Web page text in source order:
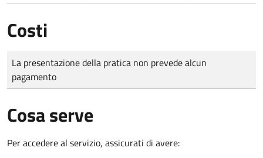
Costi
Tipo di pagamento
Importo
La presentazione della pratica non prevede alcun
pagamento
Cosa serve
Per accedere al servizio, assicurati di avere: